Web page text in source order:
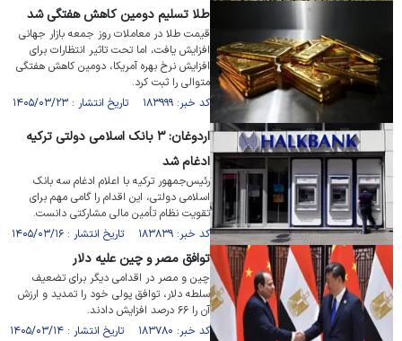
طلا تسلیم دومین کاهش هفتگی شد
قیمت طلا در معاملات روز جمعه بازار جهانی
افزایش یافت، اما تحت تاثیر انتظارات برای
افزایش نرخ بهره آمریکا، دومین کاهش هفتگی
متوالی را ثبت کرد.
کد خبر: ۱۸۳۹۹۹ تاریخ انتشار : ۱۴۰۵/۰۳/۲۳
اردوغان: ۳ بانک اسلامی دولتی ترکیه
ادغام شد
رئیس‌جمهور ترکیه با اعلام ادغام سه بانک
اسلامی دولتی، این اقدام را گامی مهم برای
تقویت نظام تأمین مالی مشارکتی دانست.
کد خبر: ۱۸۳۸۳۹ تاریخ انتشار : ۱۴۰۵/۰۳/۱۶
توافق مصر و چین علیه دلار
چین و مصر در اقدامی دیگر برای تضعیف
سلطه دلار، توافق پولی خود را تمدید و ارزش
آن را ۶۶ درصد افزایش دادند.
کد خبر: ۱۸۳۷۸۰ تاریخ انتشار : ۱۴۰۵/۰۳/۱۴